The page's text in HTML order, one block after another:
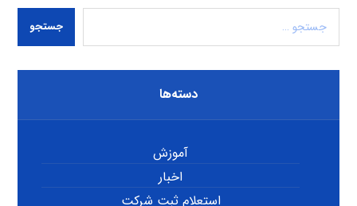
جستجو
دسته‌ها
آموزش
اخبار
استعلام ثبت شرکت